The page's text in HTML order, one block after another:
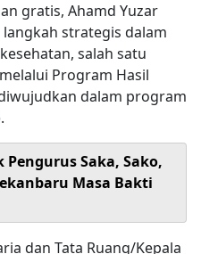
gratis, Ahamd Yuzar
strategis dalam
salah satu
Program Hasil
dalam program
Saka, Sako,
Masa Bakti
dan Tata Ruang/Kepala